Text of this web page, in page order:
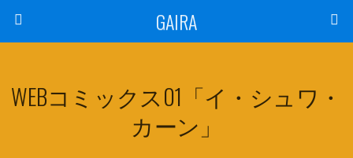
GAIRA
WEBコミックス01「イ・シュワ・
カーン」